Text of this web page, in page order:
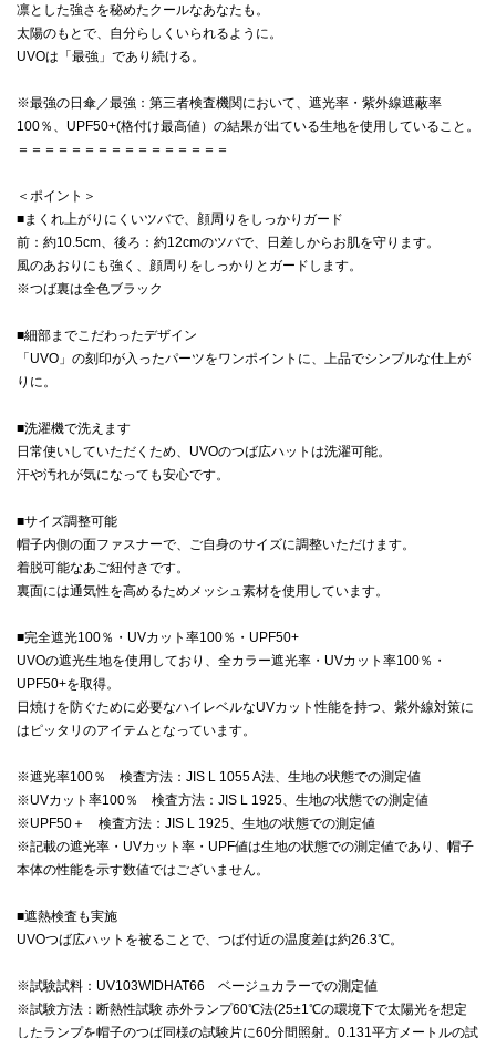
凛とした強さを秘めたクールなあなたも。
太陽のもとで、自分らしくいられるように。
UVOは「最強」であり続ける。
※最強の日傘／最強：第三者検査機関において、遮光率・紫外線遮蔽率
100％、UPF50+(格付け最高値）の結果が出ている生地を使用していること。
＝＝＝＝＝＝＝＝＝＝＝＝＝＝＝＝
＜ポイント＞
■まくれ上がりにくいツバで、顔周りをしっかりガード
前：約10.5cm、後ろ：約12cmのツバで、日差しからお肌を守ります。
風のあおりにも強く、顔周りをしっかりとガードします。
※つば裏は全色ブラック
■細部までこだわったデザイン
「UVO」の刻印が入ったパーツをワンポイントに、上品でシンプルな仕上が
りに。
■洗濯機で洗えます
日常使いしていただくため、UVOのつば広ハットは洗濯可能。
汗や汚れが気になっても安心です。
■サイズ調整可能
帽子内側の面ファスナーで、ご自身のサイズに調整いただけます。
着脱可能なあご紐付きです。
裏面には通気性を高めるためメッシュ素材を使用しています。
■完全遮光100％・UVカット率100％・UPF50+
UVOの遮光生地を使用しており、全カラー遮光率・UVカット率100％・
UPF50+を取得。
日焼けを防ぐために必要なハイレベルなUVカット性能を持つ、紫外線対策に
はピッタリのアイテムとなっています。
※遮光率100％ 検査方法：JIS L 1055 A法、生地の状態での測定値
※UVカット率100％ 検査方法：JIS L 1925、生地の状態での測定値
※UPF50＋ 検査方法：JIS L 1925、生地の状態での測定値
※記載の遮光率・UVカット率・UPF値は生地の状態での測定値であり、帽子
本体の性能を示す数値ではございません。
■遮熱検査も実施
UVOつば広ハットを被ることで、つば付近の温度差は約26.3℃。
※試験試料：UV103WIDHAT66 ベージュカラーでの測定値
※試験方法：断熱性試験 赤外ランプ60℃法(25±1℃の環境下で太陽光を想定
したランプを帽子のつば同様の試験片に60分間照射。0.131平方メートルの試